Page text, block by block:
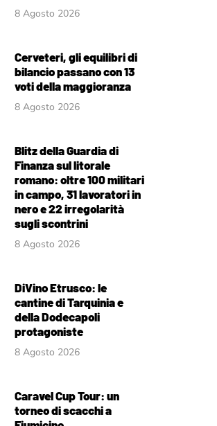
8 Agosto 2026
Cerveteri, gli equilibri di
bilancio passano con 13
voti della maggioranza
8 Agosto 2026
Blitz della Guardia di
Finanza sul litorale
romano: oltre 100 militari
in campo, 31 lavoratori in
nero e 22 irregolarità
sugli scontrini
8 Agosto 2026
DiVino Etrusco: le
cantine di Tarquinia e
della Dodecapoli
protagoniste
8 Agosto 2026
Caravel Cup Tour: un
torneo di scacchi a